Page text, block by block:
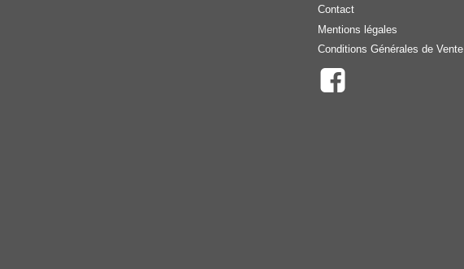
Contact
Mentions légales
Conditions Générales de Vente